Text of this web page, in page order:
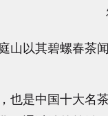
山以其碧螺春茶
也是中国十大